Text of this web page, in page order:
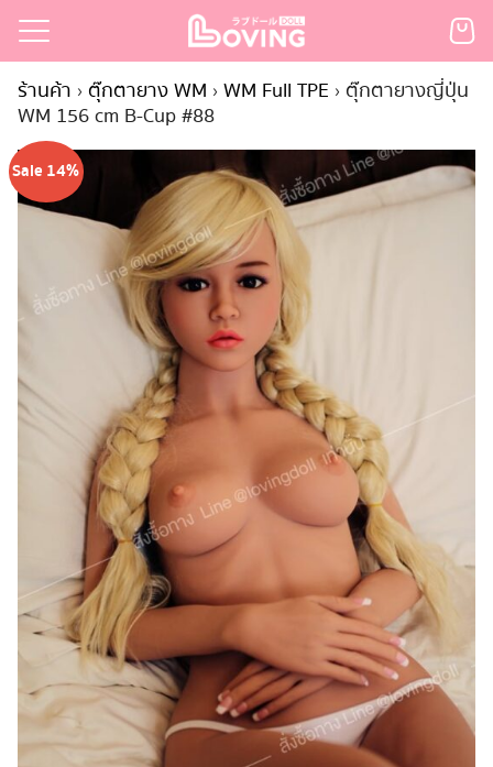
Skip
content
ก
เงิน
ค้า
for:
ร้านค้า › ตุ๊กตายาง WM › WM Full TPE › ตุ๊กตายางญี่ปุ่น
WM 156 cm B-Cup #88
Sale 14%